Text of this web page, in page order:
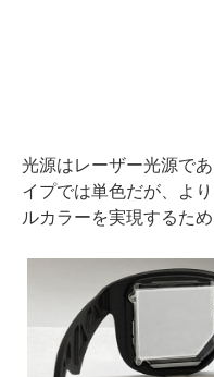
光源はレーザー光源で
イプでは単色だが、よ
ルカラーを実現するた